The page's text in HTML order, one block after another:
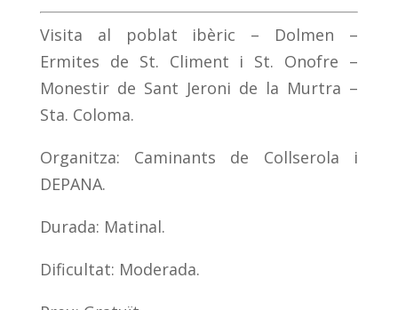
Visita al poblat ibèric – Dolmen –
Ermites de St. Climent i St. Onofre –
Monestir de Sant Jeroni de la Murtra –
Sta. Coloma.
Organitza: Caminants de Collserola i
DEPANA.
Durada: Matinal.
Dificultat: Moderada.